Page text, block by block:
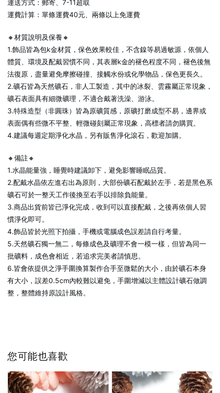
運送方式：郵寄、7-11超取
運費計算：單條運費40元、兩條以上免運費
🔸材質說明及保養🔸
1.飾品皆為包k金材質，保色效果較佳，不含鎳等易過敏源，依個人
體質、環境及配戴習慣不同，其表層k金的褪色程度不同，褪色後無
法復原，盡量避免摩擦碰撞、接觸水份或化學物品，保色更長久。
2.礦石皆為天然礦石，非人工製造，其中的冰裂、雲霧屬正常現象，
礦石表面具有細微礦理，不適合戴著洗澡、游泳。
3.特殊造型（非圓珠）皆為原礦質感，原礦打磨成型不易，邊界或
表面偶有些微不平整、輕微碰刻屬正常現象，高標者請勿購買。
4.建議每週定期淨化水晶，另有販售淨化滾石，歡迎加購。
🔸備註🔸
1.水晶能量強，睡覺時建議卸下，避免影響睡眠品質。
2.配戴水晶依左進右出為原則，大部份礦石配戴於左手，若是黑色系
礦石可於一整天工作後換至右手以排除負能量。
3.商品出貨前皆已淨化完成，收到可以直接配戴，之後再依個人習
慣淨化即可。
4.飾品皆於光照下拍攝，手機或電腦成色誤差請自行考量。
5.天然礦石獨一無二，每條成色及礦理不會一模一樣，但皆為同一
批礦料，成色會相近，若追求完美者請慎思。
6.皆會依提供之淨手圍換算製作合手至微鬆的大小，由於礦石本身
有大小，誤差0.5cm內較難以避免，手圍增減以主體設計礦石做調
整，整體維持原設計風格。
您可能也喜歡